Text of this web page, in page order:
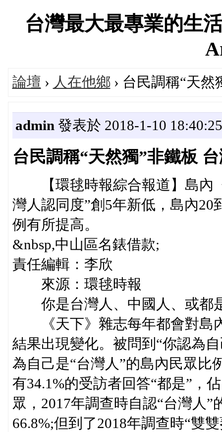
台灣最大最專業的生
論壇 › 人在他鄉 › 台民調稱“天
admin 發表於 2018-1-10 18:40:25
台民調稱“天然獨”非鐵板
【環毬時報綜合報道】島內
灣人認同度”創5年新低，島內20
例有所提高。
&nbsp,中山區名錶借款;
責任編輯：李欣
來源：環毬時報
你是台灣人、中國人、或都
《天下》雜志每年都會對島
結果出現變化。被問到“你認為
為自己是“台灣人”的島內民眾比
有34.1%的受訪者回答“都是”，
眾，2017年調查時自認“台灣人”
66.8%;但到了2018年調查時“雙